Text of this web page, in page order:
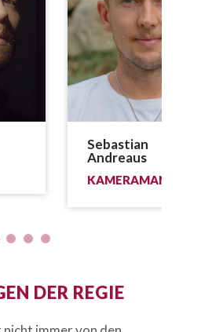
Sebastian
Andreaus
KAMERAMANN
DER REGIE